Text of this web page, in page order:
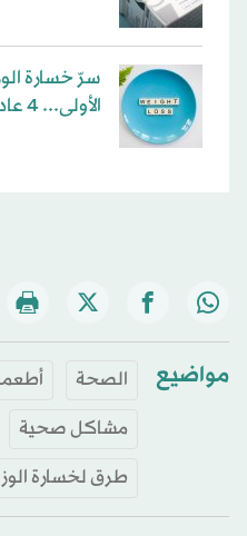
سرّ خسارة
الأولى... 4 عادات بسيطة وفعالة
مواضيع الصحة
مشاكل صحية
طرق لخسارة